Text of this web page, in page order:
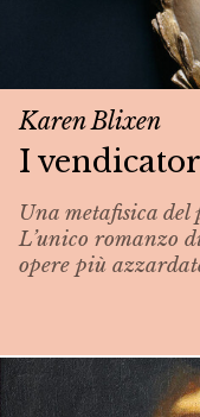
Karen Blixen
I
Una metafisica
L’unico romanzo
opere più